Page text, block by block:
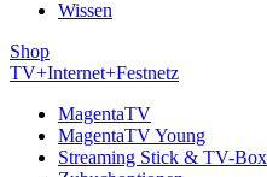
Wissen
Shop
TV+Internet+Festnetz
MagentaTV
MagentaTV Young
Streaming Stick & TV-Box